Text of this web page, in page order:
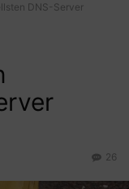
DNS-Server
26